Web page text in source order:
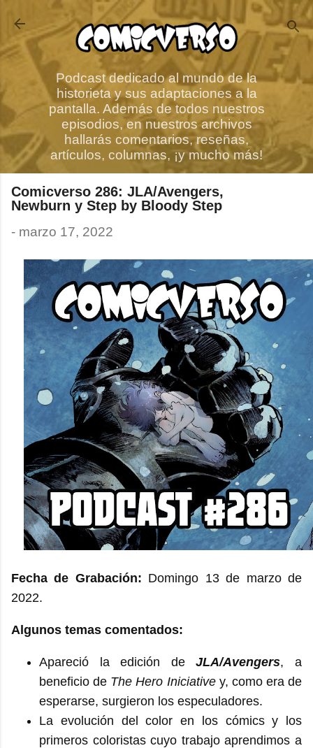
Ir al contenido principal
Podcast dedicado al mundo de la
historieta y sus adaptaciones a la
pantalla. Además de todos nuestros
episodios, en nuestros archivos
hallarás comentarios, reseñas,
artículos, columnas, ¡y mucho más!
Comicverso 286: JLA/Avengers,
Newburn y Step by Bloody Step
- marzo 17, 2022
Fecha de Grabación: Domingo 13 de marzo de
2022.
Algunos temas comentados:
Apareció la edición deJLA/Avengers, a
beneficio de The Hero Iniciativey, como era de
esperarse, surgieron los especuladores.
La evolución del color en los cómics y los
primeros coloristas cuyo trabajo aprendimos a